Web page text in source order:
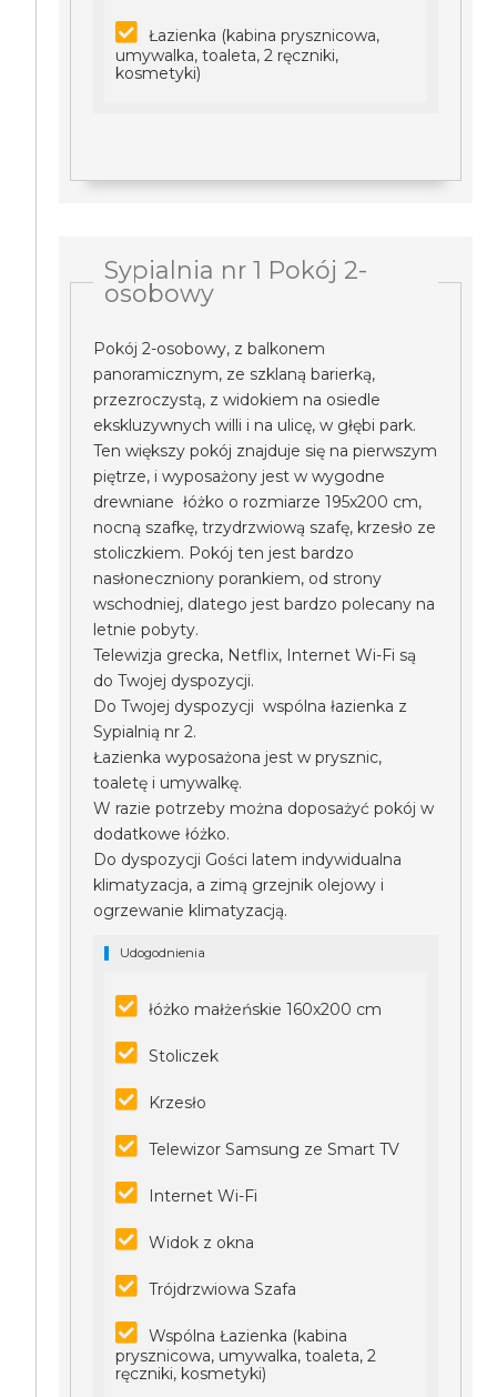
Łazienka (kabina prysznicowa,
umywalka, toaleta, 2 ręczniki,
kosmetyki)
Sypialnia nr 1 Pokój 2-
osobowy
Pokój 2-osobowy, z balkonem
panoramicznym, ze szklaną barierką,
przezroczystą, z widokiem na osiedle
ekskluzywnych willi i na ulicę, w głębi park.
Ten większy pokój znajduje się na pierwszym
piętrze, i wyposażony jest w wygodne
drewniane łóżko o rozmiarze 195x200 cm,
nocną szafkę, trzydrzwiową szafę, krzesło ze
stoliczkiem. Pokój ten jest bardzo
nasłoneczniony porankiem, od strony
wschodniej, dlatego jest bardzo polecany na
letnie pobyty.
Telewizja grecka, Netflix, Internet Wi-Fi są
do Twojej dyspozycji.
Do Twojej dyspozycji wspólna łazienka z
Sypialnią nr 2.
Łazienka wyposażona jest w prysznic,
toaletę i umywalkę.
W razie potrzeby można doposażyć pokój w
dodatkowe łóżko.
Do dyspozycji Gości latem indywidualna
klimatyzacja, a zimą grzejnik olejowy i
ogrzewanie klimatyzacją.
Udogodnienia
łóżko małżeńskie 160x200 cm
Stoliczek
Krzesło
Telewizor Samsung ze Smart TV
Internet Wi-Fi
Widok z okna
Trójdrzwiowa Szafa
Wspólna Łazienka (kabina
prysznicowa, umywalka, toaleta, 2
ręczniki, kosmetyki)